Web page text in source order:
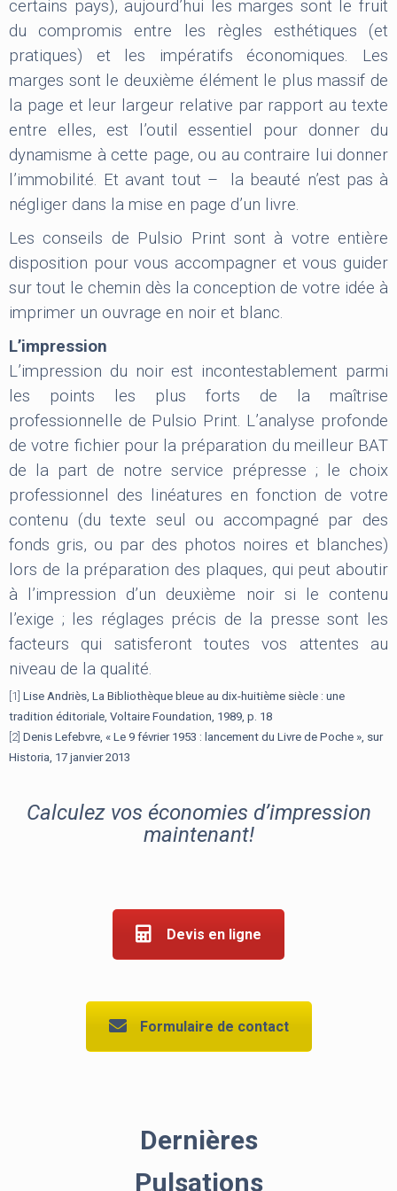
certains pays), aujourd’hui les marges sont le fruit
du compromis entre les règles esthétiques (et
pratiques) et les impératifs économiques. Les
marges sont le deuxième élément le plus massif de
la page et leur largeur relative par rapport au texte
entre elles, est l’outil essentiel pour donner du
dynamisme à cette page, ou au contraire lui donner
l’immobilité. Et avant tout – la beauté n’est pas à
négliger dans la mise en page d’un livre.
Les conseils de Pulsio Print sont à votre entière
disposition pour vous accompagner et vous guider
sur tout le chemin dès la conception de votre idée à
imprimer un ouvrage en noir et blanc.
L’impression
L’impression du noir est incontestablement parmi
les points les plus forts de la maîtrise
professionnelle de Pulsio Print. L’analyse profonde
de votre fichier pour la préparation du meilleur BAT
de la part de notre service prépresse ; le choix
professionnel des linéatures en fonction de votre
contenu (du texte seul ou accompagné par des
fonds gris, ou par des photos noires et blanches)
lors de la préparation des plaques, qui peut aboutir
à l’impression d’un deuxième noir si le contenu
l’exige ; les réglages précis de la presse sont les
facteurs qui satisferont toutes vos attentes au
niveau de la qualité.
[1] Lise Andriès, La Bibliothèque bleue au dix-huitième siècle : une
tradition éditoriale, Voltaire Foundation, 1989, p. 18
[2] Denis Lefebvre, « Le 9 février 1953 : lancement du Livre de Poche », sur
Historia, 17 janvier 2013
Calculez vos économies d’impression
maintenant!
Devis en ligne
Formulaire de contact
Dernières
Pulsations